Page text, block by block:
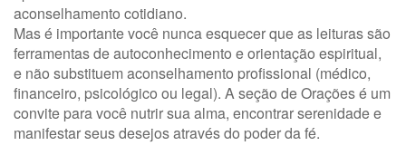
aconselhamento cotidiano.
Mas é importante você nunca esquecer que as leituras são
ferramentas de autoconhecimento e orientação espiritual,
e não substituem aconselhamento profissional (médico,
financeiro, psicológico ou legal). A seção de Orações é um
convite para você nutrir sua alma, encontrar serenidade e
manifestar seus desejos através do poder da fé.